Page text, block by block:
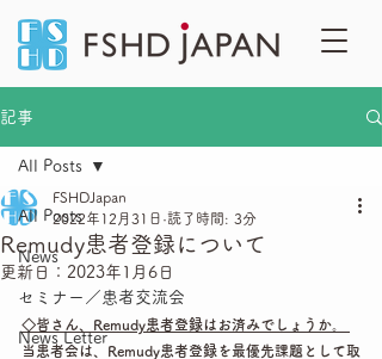
記事
All Posts
News
セミナー／患者交流会
News Letter
All Posts
Remudy患者登録について
FSHDJapan
2022年12月31日 読了時間: 3分
更新日： 2023年1月6日
◇皆さん、Remudy患者登録はお済みでしょうか。
当患者会は、Remudy患者登録を最優先課題として取